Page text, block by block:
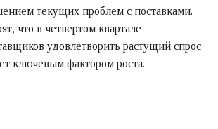
текущих проблем с поставками.
что в четвертом квартале
удовлетворить растущий спрос
ключевым фактором роста.